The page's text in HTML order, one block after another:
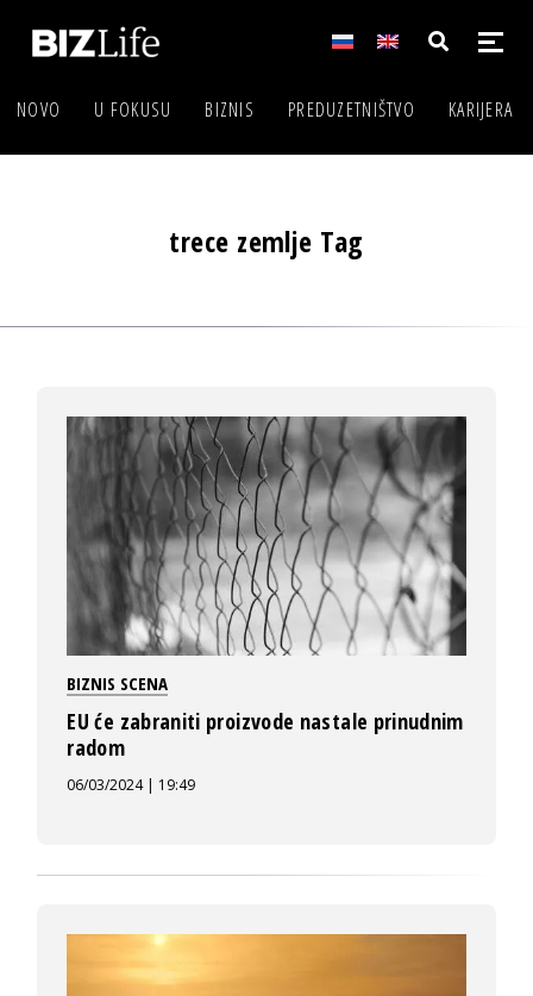
NOVO U FOKUSU BIZNIS PREDUZETNIŠTVO KARIJERA
trece zemlje Tag
BIZNIS SCENA
EU će zabraniti proizvode nastale prinudnim
radom
06/03/2024 | 19:49